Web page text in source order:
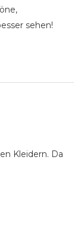
sehen!
Kleidern. Da